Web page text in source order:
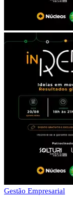
Gestão Empresarial